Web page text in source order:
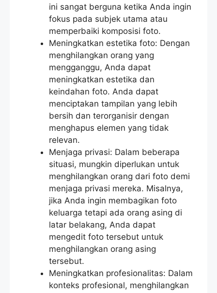
ini sangat berguna ketika Anda ingin
fokus pada subjek utama atau
memperbaiki komposisi foto.
Meningkatkan estetika foto: Dengan
menghilangkan orang yang
mengganggu, Anda dapat
meningkatkan estetika dan
keindahan foto. Anda dapat
menciptakan tampilan yang lebih
bersih dan terorganisir dengan
menghapus elemen yang tidak
relevan.
Menjaga privasi: Dalam beberapa
situasi, mungkin diperlukan untuk
menghilangkan orang dari foto demi
menjaga privasi mereka. Misalnya,
jika Anda ingin membagikan foto
keluarga tetapi ada orang asing di
latar belakang, Anda dapat
mengedit foto tersebut untuk
menghilangkan orang asing
tersebut.
Meningkatkan profesionalitas: Dalam
konteks profesional, menghilangkan